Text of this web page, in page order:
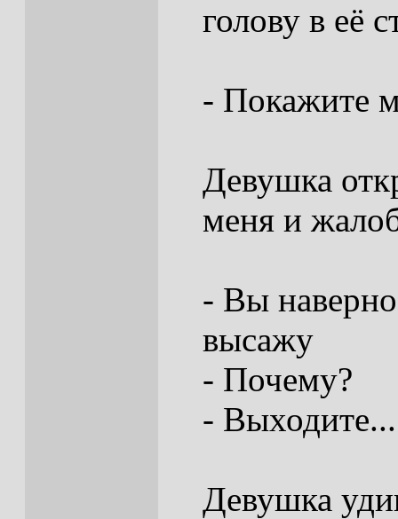
голову в её
- Покажите
Девушка
меня и
- Вы
высажу
- Почему?
- Выходите...
Девушка